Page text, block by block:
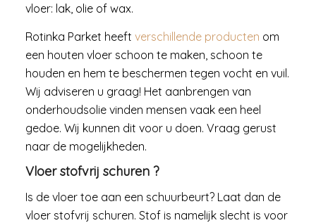
vloer: lak, olie of wax.
Rotinka Parket heeft verschillende producten om
een houten vloer schoon te maken, schoon te
houden en hem te beschermen tegen vocht en vuil.
Wij adviseren u graag! Het aanbrengen van
onderhoudsolie vinden mensen vaak een heel
gedoe. Wij kunnen dit voor u doen. Vraag gerust
naar de mogelijkheden.
Vloer stofvrij schuren ?
Is de vloer toe aan een schuurbeurt? Laat dan de
vloer stofvrij schuren. Stof is namelijk slecht is voor